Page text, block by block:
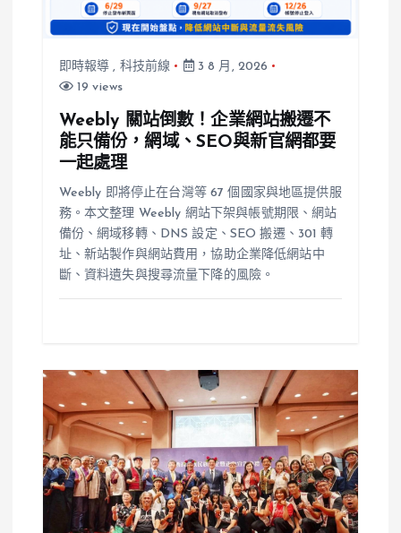
即時報導 , 科技前線
3 8 月, 2026
19 views
Weebly 關站倒數！企業網站搬遷不
能只備份，網域、SEO與新官網都要
一起處理
Weebly 即將停止在台灣等 67 個國家與地區提供服
務。本文整理 Weebly 網站下架與帳號期限、網站
備份、網域移轉、DNS 設定、SEO 搬遷、301 轉
址、新站製作與網站費用，協助企業降低網站中
斷、資料遺失與搜尋流量下降的風險。